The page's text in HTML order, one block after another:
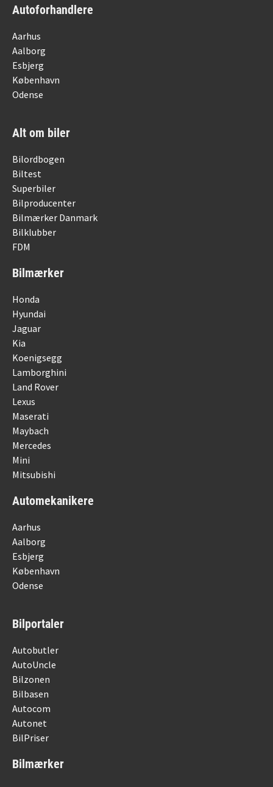
Autoforhandlere
Aarhus
Aalborg
Esbjerg
København
Odense
Alt om biler
Bilordbogen
Biltest
Superbiler
Bilproducenter
Bilmærker Danmark
Bilklubber
FDM
Bilmærker
Honda
Hyundai
Jaguar
Kia
Koenigsegg
Lamborghini
Land Rover
Lexus
Maserati
Maybach
Mercedes
Mini
Mitsubishi
Automekanikere
Aarhus
Aalborg
Esbjerg
København
Odense
Bilportaler
Autobutler
AutoUncle
Bilzonen
Bilbasen
Autocom
Autonet
BilPriser
Bilmærker